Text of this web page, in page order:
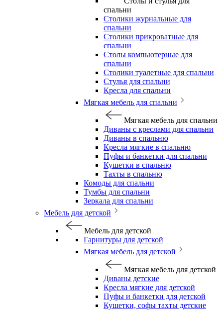
спальни
Столики журнальные для
спальни
Столики прикроватные для
спальни
Столы компьютерные для
спальни
Столики туалетные для спальни
Стулья для спальни
Кресла для спальни
Мягкая мебель для спальни
Мягкая мебель для спальни
Диваны с креслами для спальни
Диваны в спальню
Кресла мягкие в спальню
Пуфы и банкетки для спальни
Кушетки в спальню
Тахты в спальню
Комоды для спальни
Тумбы для спальни
Зеркала для спальни
Мебель для детской
Мебель для детской
Гарнитуры для детской
Мягкая мебель для детской
Мягкая мебель для детской
Диваны детские
Кресла мягкие для детской
Пуфы и банкетки для детской
Кушетки, софы тахты детские